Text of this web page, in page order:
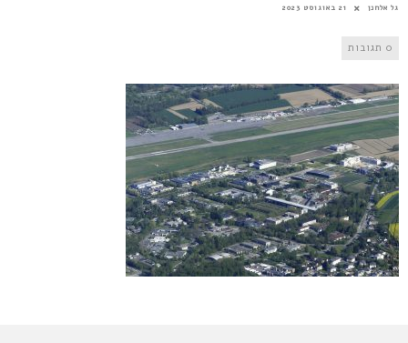
גל אלחנן 21 באוגוסט 2023
0 תגובות